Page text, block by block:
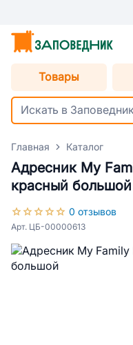
Товары
Главная Каталог
Адресник My
красный большой
0 отзывов
Арт. ЦБ-00000613